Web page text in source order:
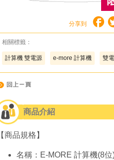
分享到
相關標籤：
計算機 雙電源 e-more 計算機 雙
商品介紹
【商品規格】
名稱：E-MORE 計算機(8位